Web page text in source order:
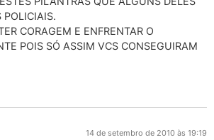
POLICIAIS.
CORAGEM E ENFRENTAR O
POIS SÓ ASSIM VCS CONSEGUIRAM
14 de setembro de 2010 às 19:19